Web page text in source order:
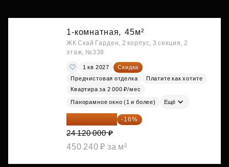
1-комнатная, 45м²
ЖК Скай Гарден, 2 корпус, 3 секция, 2
этаж, №338
1 кв 2027
Скидка
Предчистовая отделка
Платите как хотите
Квартира за 2 000 ₽/мес
Панорамное окно (1 и более) Ещё
20 260 800 ₽ -16%
24 120 000 ₽
450 240 ₽ за м²